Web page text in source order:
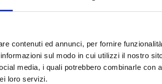
contenuti ed annunci, per fornire
sul modo in cui utilizzi il nostro
media, i quali potrebbero combinarle con
loro servizi.
4-